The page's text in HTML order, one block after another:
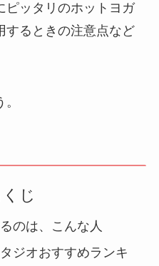
ピッタリのホットヨガ
するときの注意点など
くじ
のは、こんな人
ジオおすすめランキ